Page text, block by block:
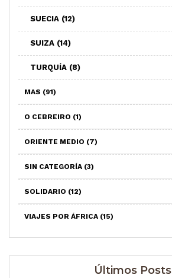
SUECIA (12)
SUIZA (14)
TURQUÍA (8)
MAS (91)
O CEBREIRO (1)
ORIENTE MEDIO (7)
SIN CATEGORÍA (3)
SOLIDARIO (12)
VIAJES POR ÁFRICA (15)
Últimos Posts